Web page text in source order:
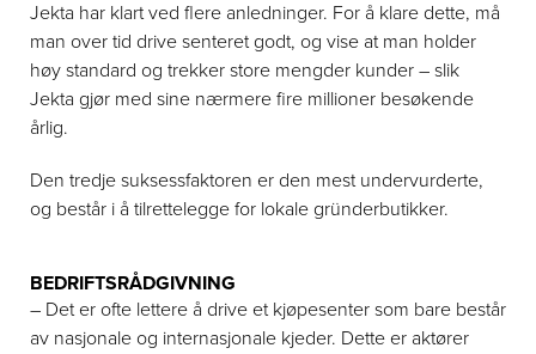
Jekta har klart ved flere anledninger. For å klare dette, må
man over tid drive senteret godt, og vise at man holder
høy standard og trekker store mengder kunder – slik
Jekta gjør med sine nærmere fire millioner besøkende
årlig.
Den tredje suksessfaktoren er den mest undervurderte,
og består i å tilrettelegge for lokale gründerbutikker.
BEDRIFTSRÅDGIVNING
– Det er ofte lettere å drive et kjøpesenter som bare består
av nasjonale og internasjonale kjeder. Dette er aktører